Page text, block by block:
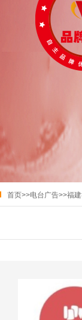
首页>>电台广告>>福建